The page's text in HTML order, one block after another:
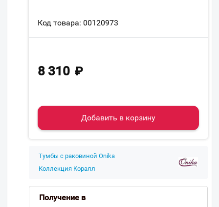
Код товара: 00120973
8 310 ₽
Добавить в корзину
Тумбы с раковиной Onika
Коллекция Коралл
Получение в